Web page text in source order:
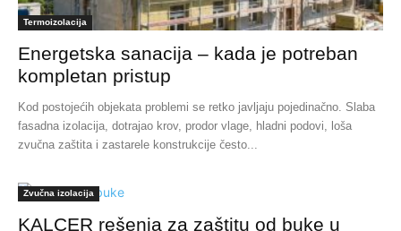
Termoizolacija
Energetska sanacija – kada je potreban
kompletan pristup
Kod postojećih objekata problemi se retko javljaju pojedinačno. Slaba
fasadna izolacija, dotrajao krov, prodor vlage, hladni podovi, loša
zvučna zaštita i zastarele konstrukcije često...
Zvučna izolacija
KALCER rešenja za zaštitu od buke u